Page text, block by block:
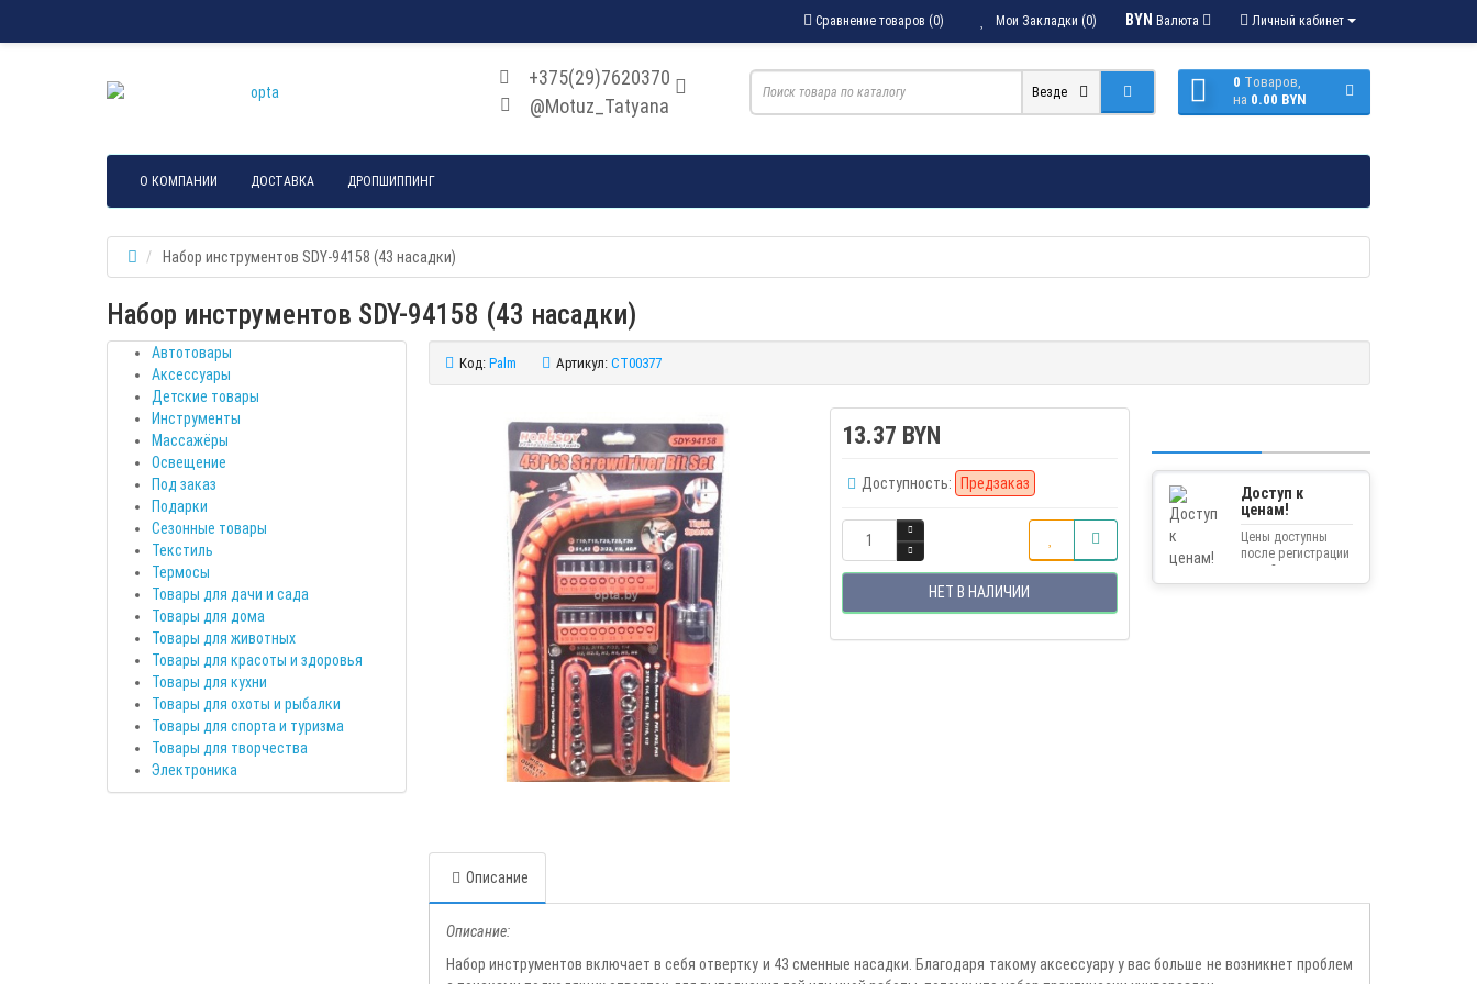
Личный кабинет
BYN Валюта
Мои Закладки (0)
Сравнение товаров (0)
+375(29)7620370
@Motuz_Tatyana
0 Tоваров,
на 0.00 BYN
Везде
О КОМПАНИИ ДОСТАВКА ДРОПШИППИНГ
Набор инструментов SDY-94158 (43 насадки)
Набор инструментов SDY-94158 (43 насадки)
Автотовары
Аксессуары
Детские товары
Инструменты
Массажёры
Освещение
Под заказ
Подарки
Сезонные товары
Текстиль
Термосы
Товары для дачи и сада
Товары для дома
Товары для животных
Товары для красоты и здоровья
Товары для кухни
Товары для охоты и рыбалки
Товары для спорта и туризма
Товары для творчества
Электроника
Код: Palm Артикул: CT00377
13.37 BYN
Доступность: Предзаказ
НЕТ В НАЛИЧИИ
Доступ к
ценам!
Цены доступны
после регистрации
на сайте.
Описание
Описание:
Набор инструментов включает в себя отвертку и 43 сменные насадки. Благодаря такому аксессуару у вас больше не возникнет проблем